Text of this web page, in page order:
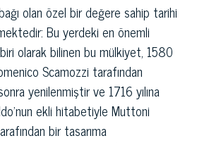
olan özel bir değere sahip tarihi
Bu yerdeki en önemli
olarak bilinen bu mülkiyet, 1580
Scamozzi tarafından
yenilenmiştir ve 1716 yılına
ekli hitabetiyle Muttoni
bir tasarıma